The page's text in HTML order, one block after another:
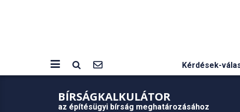
Kérdések-
BÍRSÁGKALKULÁTOR
az építésügyi bírság meghatározásához